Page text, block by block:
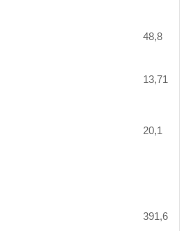
48,8
13,71
20,1
391,6